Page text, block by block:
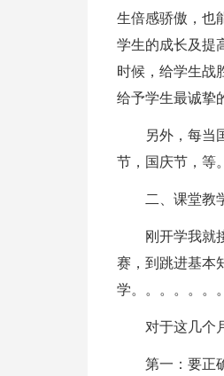
生倍感骄傲，也
学生的成长及提
时候，给学生战
给予学生最诚挚的
另外，每当
节，国庆节，等
二、课堂教
刚开学我就
赛，到跳进基本
学。。。。。。
对于这几个
第一：要正